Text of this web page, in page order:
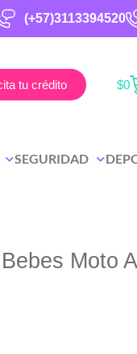
(+57)3113394520
tu crédito $0
SEGURIDAD
Moto